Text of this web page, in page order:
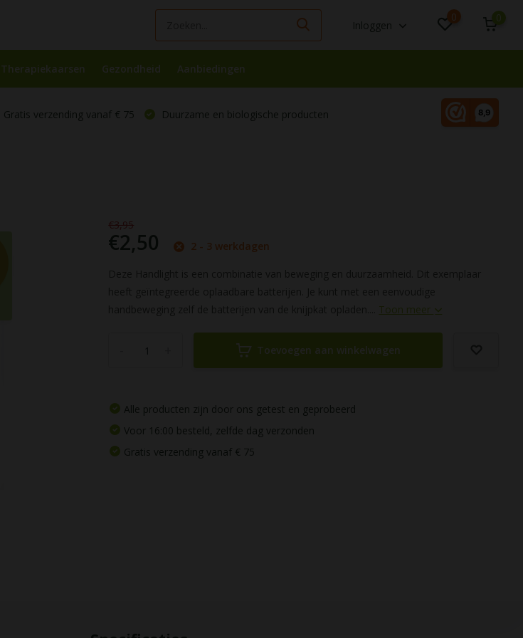
Inloggen
0 0
Therapiekaarsen Gezondheid Aanbiedingen
Gratis verzending vanaf € 75 Duurzame en biologische producten
€3,95
€2,50 2 - 3 werkdagen
Toon meer
Toevoegen aan winkelwagen
Alle producten zijn door ons getest en geprobeerd
Voor 16:00 besteld, zelfde dag verzonden
Gratis verzending vanaf € 75